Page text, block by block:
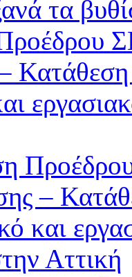
τα
–
και
Αττική